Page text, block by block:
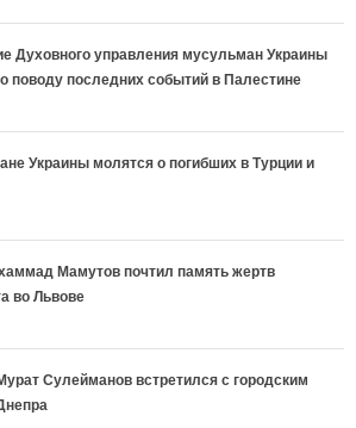
Духовного управления мусульман Украины
поводу последних событий в Палестине
Украины молятся о погибших в Турции и
Мамутов почтил память жертв
во Львове
Сулейманов встретился с городским